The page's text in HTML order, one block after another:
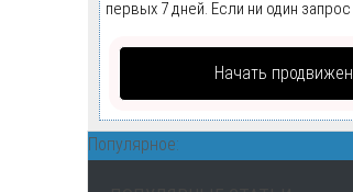
первых 7 дней. Если ни один
Начать
Популярное: